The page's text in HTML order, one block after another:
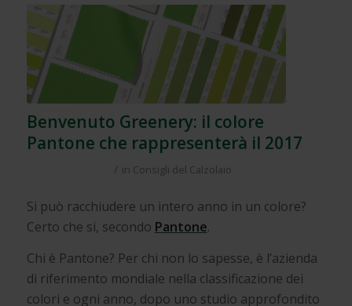
Benvenuto Greenery: il colore
Pantone che rappresenterà il 2017
/ in Consigli del Calzolaio
Si può racchiudere un intero anno in un colore?
Certo che si, secondo Pantone.
Chi è Pantone? Per chi non lo sapesse, è l’azienda
di riferimento mondiale nella classificazione dei
colori e ogni anno, dopo uno studio approfondito